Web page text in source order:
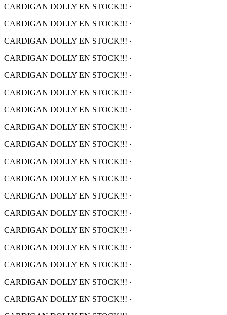
CARDIGAN DOLLY EN STOCK!!! ·
CARDIGAN DOLLY EN STOCK!!! ·
CARDIGAN DOLLY EN STOCK!!! ·
CARDIGAN DOLLY EN STOCK!!! ·
CARDIGAN DOLLY EN STOCK!!! ·
CARDIGAN DOLLY EN STOCK!!! ·
CARDIGAN DOLLY EN STOCK!!! ·
CARDIGAN DOLLY EN STOCK!!! ·
CARDIGAN DOLLY EN STOCK!!! ·
CARDIGAN DOLLY EN STOCK!!! ·
CARDIGAN DOLLY EN STOCK!!! ·
CARDIGAN DOLLY EN STOCK!!! ·
CARDIGAN DOLLY EN STOCK!!! ·
CARDIGAN DOLLY EN STOCK!!! ·
CARDIGAN DOLLY EN STOCK!!! ·
CARDIGAN DOLLY EN STOCK!!! ·
CARDIGAN DOLLY EN STOCK!!! ·
CARDIGAN DOLLY EN STOCK!!! ·